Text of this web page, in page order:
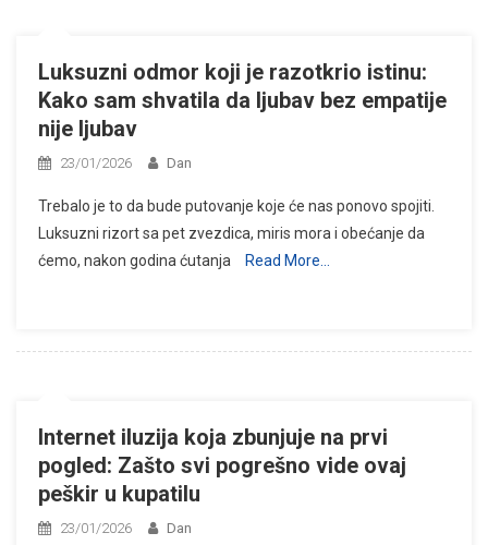
Luksuzni odmor koji je razotkrio istinu:
Kako sam shvatila da ljubav bez empatije
nije ljubav
23/01/2026 Dan
Trebalo je to da bude putovanje koje će nas ponovo spojiti.
Luksuzni rizort sa pet zvezdica, miris mora i obećanje da
ćemo, nakon godina ćutanja
Read More…
Internet iluzija koja zbunjuje na prvi
pogled: Zašto svi pogrešno vide ovaj
peškir u kupatilu
23/01/2026 Dan